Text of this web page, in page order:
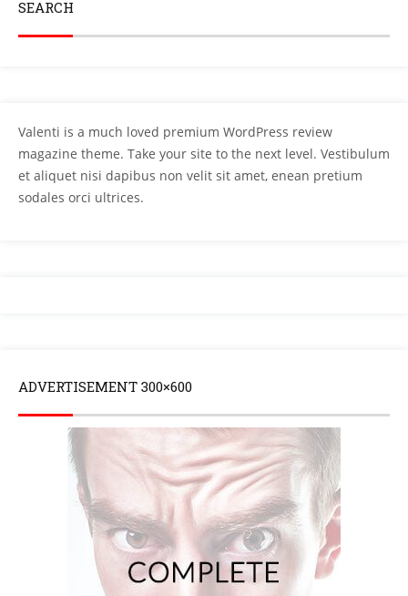
SEARCH
Valenti is a much loved premium WordPress review
magazine theme. Take your site to the next level. Vestibulum
et aliquet nisi dapibus non velit sit amet, enean pretium
sodales orci ultrices.
ADVERTISEMENT 300×600